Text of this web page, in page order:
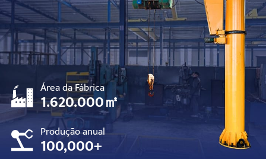
Área da Fábrica
1.620.000㎡
Produção anual
100,000+